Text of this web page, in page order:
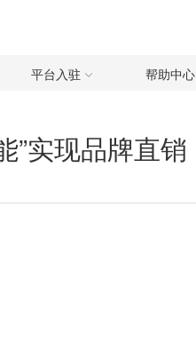
平台入驻 帮助中心
”实现品牌直销